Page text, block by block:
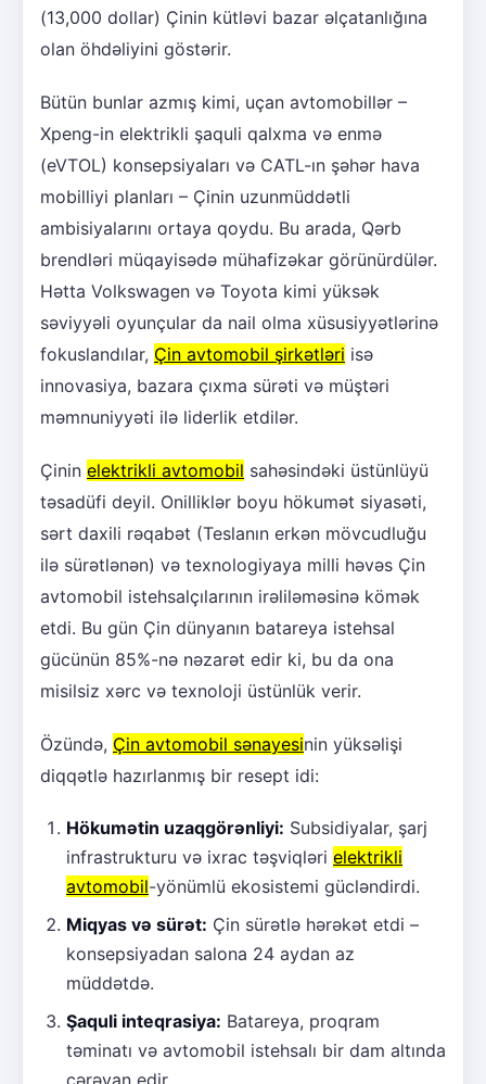
(13,000 dollar) Çinin kütləvi bazar əlçatanlığına
olan öhdəliyini göstərir.
Bütün bunlar azmış kimi, uçan avtomobillər –
Xpeng-in elektrikli şaquli qalxma və enmə
(eVTOL) konsepsiyaları və CATL-ın şəhər hava
mobilliyi planları – Çinin uzunmüddətli
ambisiyalarını ortaya qoydu. Bu arada, Qərb
brendləri müqayisədə mühafizəkar görünürdülər.
Hətta Volkswagen və Toyota kimi yüksək
səviyyəli oyunçular da nail olma xüsusiyyətlərinə
fokuslandılar, Çin avtomobil şirkətləri isə
innovasiya, bazara çıxma sürəti və müştəri
məmnuniyyəti ilə liderlik etdilər.
Çinin elektrikli avtomobil sahəsindəki üstünlüyü
təsadüfi deyil. Onilliklər boyu hökumət siyasəti,
sərt daxili rəqabət (Teslanın erkən mövcudluğu
ilə sürətlənən) və texnologiyaya milli həvəs Çin
avtomobil istehsalçılarının irəliləməsinə kömək
etdi. Bu gün Çin dünyanın batareya istehsal
gücünün 85%-nə nəzarət edir ki, bu da ona
misilsiz xərc və texnoloji üstünlük verir.
Özündə, Çin avtomobil sənayesinin yüksəlişi
diqqətlə hazırlanmış bir resept idi:
Hökumətin uzaqgörənliyi: Subsidiyalar, şarj
infrastrukturu və ixrac təşviqləri elektrikli
avtomobil-yönümlü ekosistemi gücləndirdi.
Miqyas və sürət: Çin sürətlə hərəkət etdi –
konsepsiyadan salona 24 aydan az
müddətdə.
Şaquli inteqrasiya: Batareya, proqram
təminatı və avtomobil istehsalı bir dam altında
cərəyan edir.